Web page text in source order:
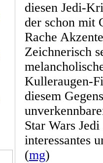
diesen Jedi-
der schon mit
Rache
Zeichnerisch
Kulleraugen-
diesem
Star Wars
interessantes
(mg)